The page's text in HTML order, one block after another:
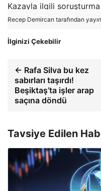
Kazayla ilgili
Recep Demircan tarafından
İlginizi Çekebilir
← Rafa Silva bu kez
sabırları taşırdı!
Beşiktaş’ta işler arap
saçına döndü
Tavsiye Edilen